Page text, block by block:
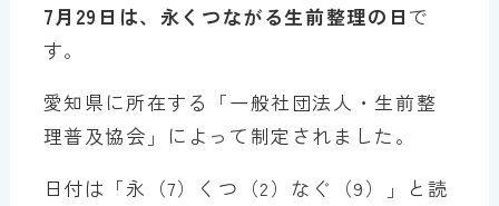
7月29日は、 永くつながる生前整理の日 で
す。
愛知県に所在する「一般社団法人・生前整
理普及協会」によって制定されました。
日付は「永（7）くつ（2）なぐ（9）」と読